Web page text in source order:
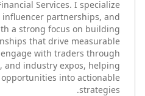
Services. I specialize
partnerships, and
a strong focus on building
that drive measurable
with traders through
and industry expos, helping
into actionable
strategies.